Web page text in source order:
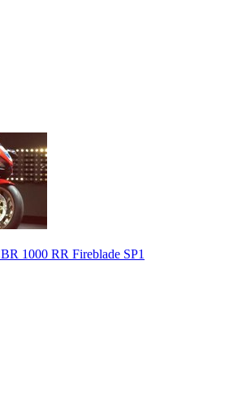
1000 RR Fireblade SP1